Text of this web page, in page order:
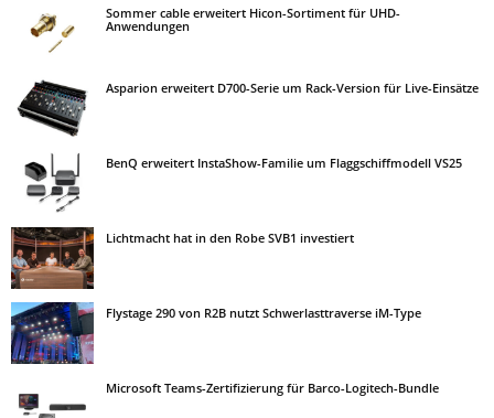
Sommer cable erweitert Hicon-Sortiment für UHD-
Anwendungen
Asparion erweitert D700-Serie um Rack-Version für Live-Einsätze
BenQ erweitert InstaShow-Familie um Flaggschiffmodell VS25
Lichtmacht hat in den Robe SVB1 investiert
Flystage 290 von R2B nutzt Schwerlasttraverse iM-Type
Microsoft Teams-Zertifizierung für Barco-Logitech-Bundle